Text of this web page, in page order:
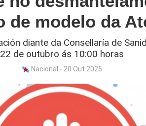
de modelo da
diante da Consellaría de
22 de outubro ás 10:00 horas
Nacional - 20 Out 2025